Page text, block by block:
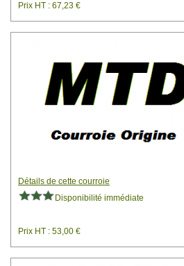
Prix HT : 67,23 €
Détails de cette courroie
Disponibilité immédiate
Prix HT : 53,00 €